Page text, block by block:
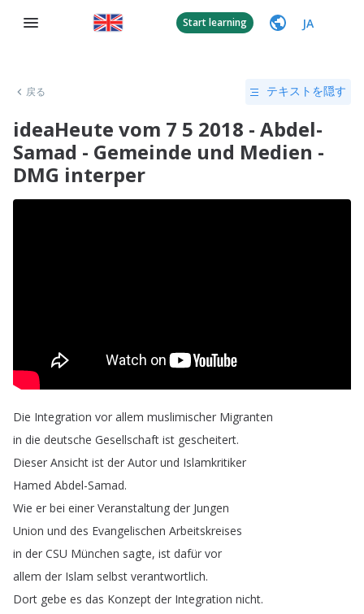
Start learning JA
戻る テキストを隠す
ideaHeute vom 7 5 2018 - Abdel-
Samad - Gemeinde und Medien -
DMG interper
Die Integration vor allem muslimischer Migranten
in die deutsche Gesellschaft ist gescheitert.
Dieser Ansicht ist der Autor und Islamkritiker
Hamed Abdel-Samad.
Wie er bei einer Veranstaltung der Jungen
Union und des Evangelischen Arbeitskreises
in der CSU München sagte, ist dafür vor
allem der Islam selbst verantwortlich.
Dort gebe es das Konzept der Integration nicht.